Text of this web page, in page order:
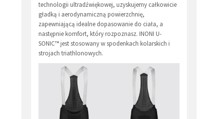
technologii ultradźwiękowej, uzyskujemy całkowicie
gładką i aerodynamiczną powierzchnię,
zapewniającą idealne dopasowanie do ciała, a
następnie komfort, który rozpoznasz. INONI U-
SONIC™ jest stosowany w spodenkach kolarskich i
strojach triathlonowych.